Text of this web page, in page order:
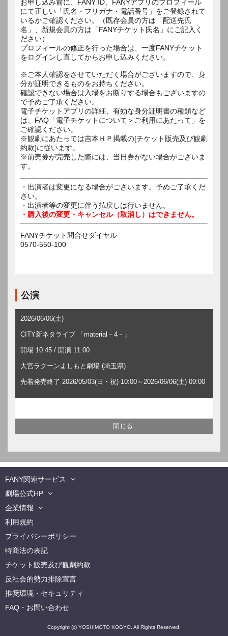
お申し込み前に、FANY ID、FANYアプリのプロフィール
にて正しい「氏名・フリガナ・電話番号」をご登録されて
いるかご確認ください。（既存会員の方は「配送先氏
名」、新規会員の方は「FANYチケット氏名」にご記入く
ださい）
プロフィールの修正を行った場合は、一度FANYチケット
をログインし直してからお申し込みください。
※ご本人確認をさせていただく場合がございますので、身
分が証明できるものをお持ちください。
確認できない場合は入場をお断りする場合もございますの
で予めご了承ください。
電子チケットアプリの詳細、有効な身分証明書の種類など
は、FAQ「電子チケットについて＞ご利用にあたって」を
ご確認ください。
※観劇にあたっては吉本ＨＰ掲載の[チケット販売及び観劇
約款]に従います。
※前売券が完売した際には、当日券がない場合がございま
す。
・出演者は変更になる場合がございます。予めご了承くだ
さい。
・出演者等の変更に伴う払戻しは行いません。
・購入後の変更・キャンセル（取消し）はできません。
FANYチケット問合せダイヤル
0570-550-100
公演
2026/06/06(土)
CITY新ネタライブ 「material－4－」
開場 10:45 / 開演 11:00
大宮ラクーンよしもと劇場 (埼玉県)
先着発売終了 2026/05/03(日・祝) 10:00～2026/06/06(土) 09:00
FANY関連サービス
劇場公式HP
企業情報
利用規約
プライバシーポリシー
特商法の表記
チケット販売及び観劇約款
反社会的勢力排除宣言
推奨環境・セキュリティ
FAQ・お問い合わせ
Copyright (c) YOSHIMOTO KOGYO. All Rights Reserved.